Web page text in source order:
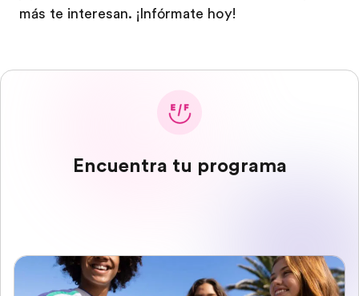
más te interesan. ¡Infórmate hoy!
Encuentra tu programa